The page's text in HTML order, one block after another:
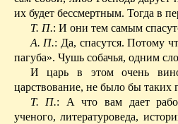
их будет бессмертным. Тогда в
Т. П.: И они тем самым
А. П.: Да, спасутся. Потому
пагуба». Чушь собачья, одним
И царь в этом очень
царствование, не было бы таких
Т. П.: А что вам дает
ученого, литературоведа,